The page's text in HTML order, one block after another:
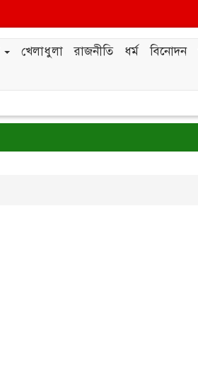
খেলাধুলা রাজনীতি ধর্ম বিনোদন